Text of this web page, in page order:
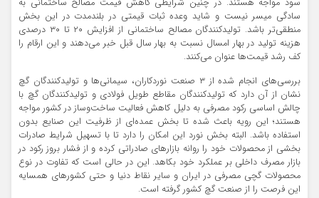
سود مواجه هستند. در چنین شرایطی کاهش قیمت مصالح ساختمانی به
سادگی میسر نیست و شاید وعده ثبات قیمتی در بلندمدت در این بخش
منطقی‌‌تر باشد. تولیدکنندگان مصالح ساختمانی از افزایش ۲۰ تا ۳۰ درصدی
هزینه تولید در بهار امسال نسبت به بهار سال قبل خبر می‌دهند و این ارقام را
کف رشد قیمت‌ها عنوان می‌کنند.
بررسی‌‌های انجام شده از ۳ صنعت نوردکاران، سیمانی‌‌ها و تولیدکنندگان گچ
نشان از آن دارد که تولیدکنندگان مقاطع طویل فولادی و تولیدکنندگان گچ با
چالش اساسی رکود مصرفی به دلیل کاهش فعالیت ساخت‌‌وساز در کشور مواجه
هستند؛ این رویه باعث شده تا بخش عمده‌‌ای از ظرفیت این صنایع بدون
استفاده باشد. البته بخش نورد این امکان را دارد تا با تسهیل شرایط صادرات
بخشی از محصولات خود را روانه بازارهای صادراتی کرده و از فشار بروز رکود در
بازار مصرف داخلی بر عملکرد خود بکاهد. این در حالی است که تفاوت در نوع
محصولات گچی مصرفی در ایران و سایر نقاط دنیا و حتی کشورهای همسایه
این فرصت را از صنعت گچ کشور گرفته است.